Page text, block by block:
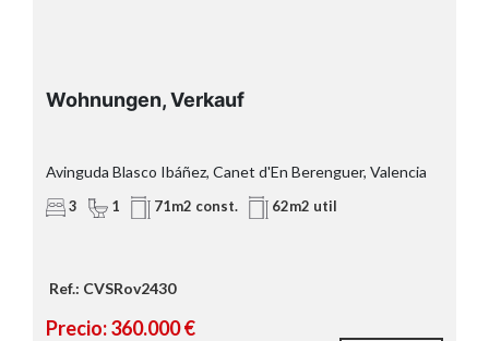
Wohnungen, Verkauf
Avinguda Blasco Ibáñez, Canet d'En Berenguer, Valencia
3 1 71m2 const. 62m2 util
Ref.: CVSRov2430
Precio: 360.000 €